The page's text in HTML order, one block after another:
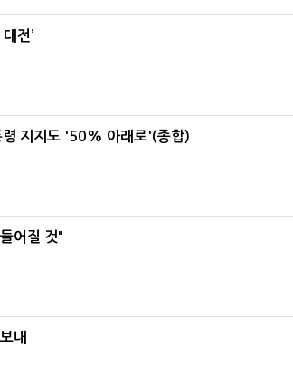
전’
지지도 '50% 아래로'(종합)
어질 것"
내